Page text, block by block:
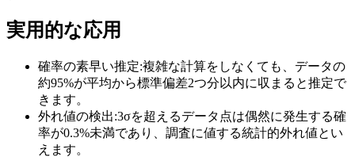
実用的な応用
確率の素早い推定:複雑な計算をしなくても、データの
約95%が平均から標準偏差2つ分以内に収まると推定で
きます。
外れ値の検出:3σを超えるデータ点は偶然に発生する確
率が0.3%未満であり、調査に値する統計的外れ値とい
えます。